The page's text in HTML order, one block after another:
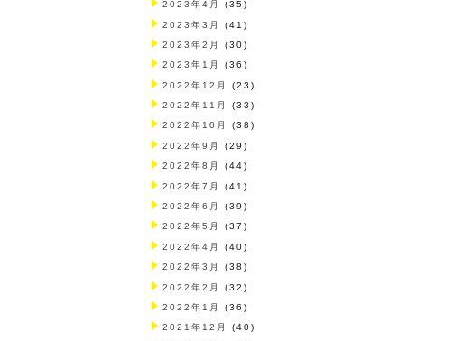
2023年4月 (35)
2023年3月 (41)
2023年2月 (30)
2023年1月 (36)
2022年12月 (23)
2022年11月 (33)
2022年10月 (38)
2022年9月 (29)
2022年8月 (44)
2022年7月 (41)
2022年6月 (39)
2022年5月 (37)
2022年4月 (40)
2022年3月 (38)
2022年2月 (32)
2022年1月 (36)
2021年12月 (40)